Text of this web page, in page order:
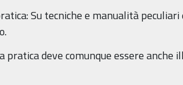
Su tecniche e manualità
pratica deve comunque essere